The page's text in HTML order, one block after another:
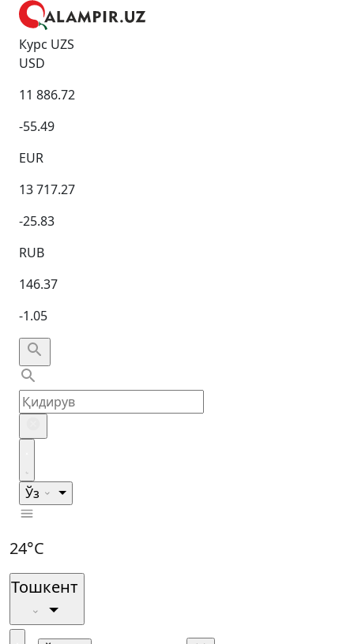
Курс UZS
USD
11 886.72
-55.49
EUR
13 717.27
-25.83
RUB
146.37
-1.05
Ўз
24°C
Тошкент